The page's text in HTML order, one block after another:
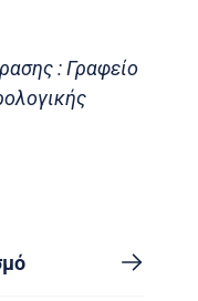
: Γραφείο